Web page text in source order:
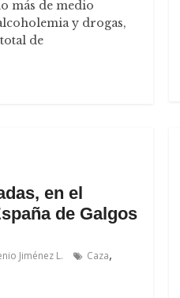
más de medio
y drogas,
de
en el
de Galgos
Jiménez L. Caza,